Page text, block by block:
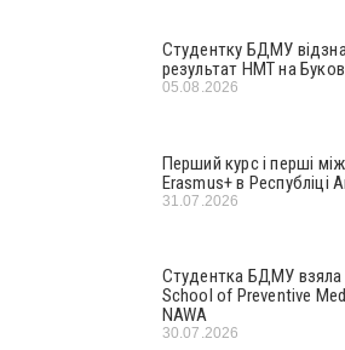
Студентку БДМУ
результат НМТ на
05.08.2026
Перший курс і перші
Erasmus+ в Республіці
31.07.2026
Студентка БДМУ взяла
School of Preventive
NAWA
30.07.2026